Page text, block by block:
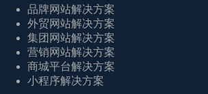
品牌网站解决方案
外贸网站解决方案
集团网站解决方案
营销网站解决方案
商城平台解决方案
小程序解决方案